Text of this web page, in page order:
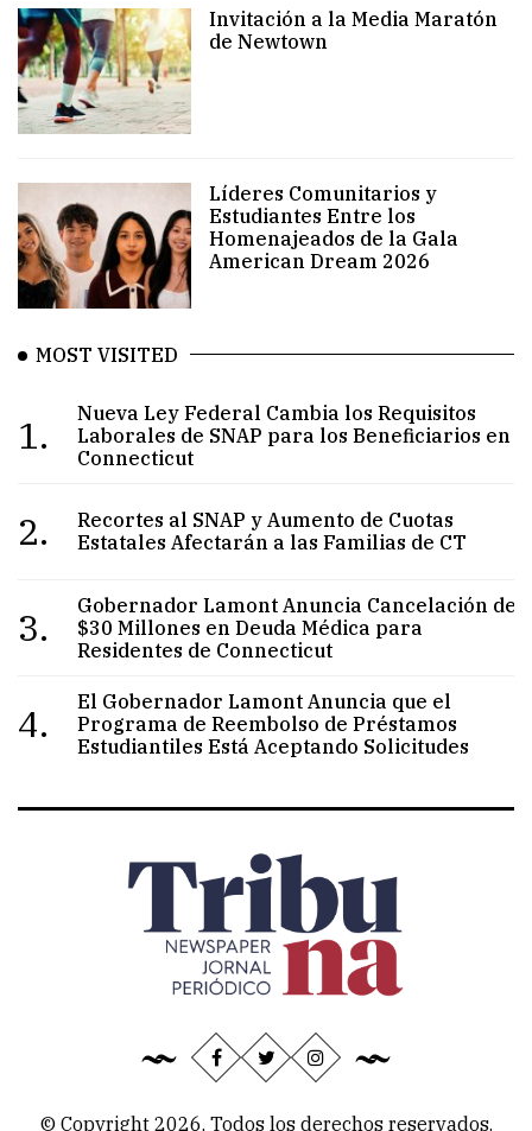
Invitación a la Media Maratón
de Newtown
Líderes Comunitarios y
Estudiantes Entre los
Homenajeados de la Gala
American Dream 2026
MOST VISITED
1.
Nueva Ley Federal Cambia los Requisitos
Laborales de SNAP para los Beneficiarios en
Connecticut
2.
Recortes al SNAP y Aumento de Cuotas
Estatales Afectarán a las Familias de CT
3.
Gobernador Lamont Anuncia Cancelación de
$30 Millones en Deuda Médica para
Residentes de Connecticut
4.
El Gobernador Lamont Anuncia que el
Programa de Reembolso de Préstamos
Estudiantiles Está Aceptando Solicitudes
© Copyright 2026, Todos los derechos reservados.